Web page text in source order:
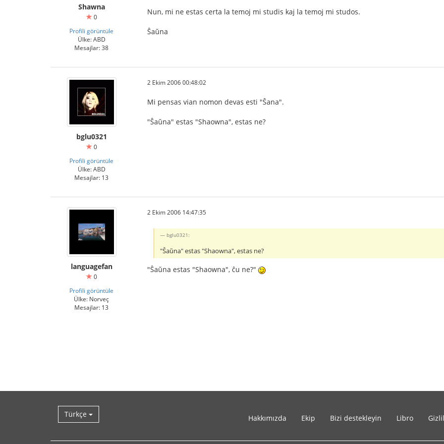
Shawna
0
Profili görüntüle
Ülke: ABD
Mesajlar: 38
Nun, mi ne estas certa la temoj mi studis kaj la temoj mi studos.
Ŝaŭna
bglu0321
0
Profili görüntüle
Ülke: ABD
Mesajlar: 13
2 Ekim 2006 00:48:02
Mi pensas vian nomon devas esti "Ŝana".
"Ŝaŭna" estas "Shaowna", estas ne?
languagefan
0
Profili görüntüle
Ülke: Norveç
Mesajlar: 13
2 Ekim 2006 14:47:35
bglu0321:
"Ŝaŭna" estas "Shaowna", estas ne?
"Ŝaŭna estas "Shaowna", ĉu ne?"
Türkçe Hakkımızda Ekip Bizi destekleyin Libro